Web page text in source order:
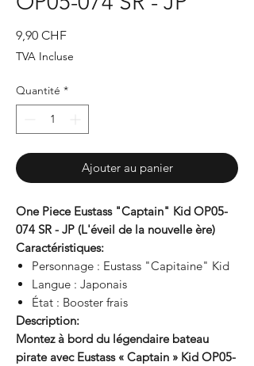
9,90 CHFPrix
TVA Incluse
Quantité *
Ajouter au panier
One Piece Eustass "Captain" Kid OP05-
074 SR - JP (L'éveil de la nouvelle ère)
Caractéristiques:
Personnage : Eustass "Capitaine" Kid
Langue : Japonais
État : Booster frais
Description:
Montez à bord du légendaire bateau
pirate avec Eustass « Captain » Kid OP05-